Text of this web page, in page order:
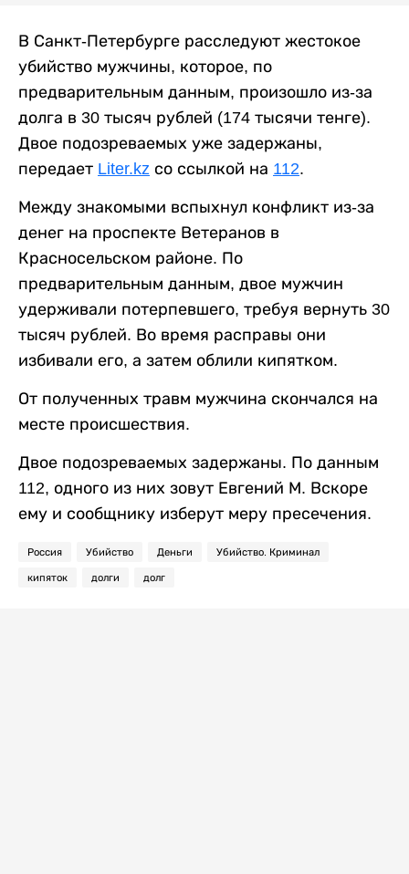
В Санкт-Петербурге расследуют жестокое
убийство мужчины, которое, по
предварительным данным, произошло из-за
долга в 30 тысяч рублей (174 тысячи тенге).
Двое подозреваемых уже задержаны,
передает Liter.kz со ссылкой на 112.
Между знакомыми вспыхнул конфликт из-за
денег на проспекте Ветеранов в
Красносельском районе. По
предварительным данным, двое мужчин
удерживали потерпевшего, требуя вернуть 30
тысяч рублей. Во время расправы они
избивали его, а затем облили кипятком.
От полученных травм мужчина скончался на
месте происшествия.
Двое подозреваемых задержаны. По данным
112, одного из них зовут Евгений М. Вскоре
ему и сообщнику изберут меру пресечения.
Россия Убийство Деньги Убийство. Криминал
кипяток долги долг